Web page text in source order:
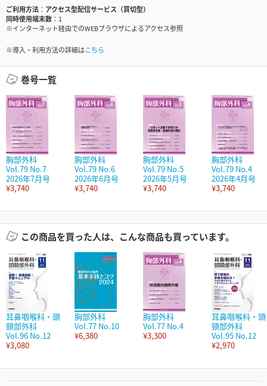
ご利用方法
アクセス型配信サービス（買切型）
同時使用端末数
1
※インターネット経由でのWEBブラウザによるアクセス参照
※導入・利用方法の詳細はこちら
巻号一覧
胸部外科
Vol.79 No.7
2026年7月号
¥3,740
胸部外科
Vol.79 No.6
2026年6月号
¥3,740
胸部外科
Vol.79 No.5
2026年5月号
¥3,740
胸部外科
Vol.79 No.4
2026年4月号
¥3,740
この商品を買った人は、こんな商品も買っています。
耳鼻咽喉科・頭
頸部外科
Vol.96 No.12
¥3,080
胸部外科
Vol.77 No.10
¥6,380
胸部外科
Vol.77 No.4
¥3,300
耳鼻咽喉科・頭
頸部外科
Vol.95 No.12
¥2,970